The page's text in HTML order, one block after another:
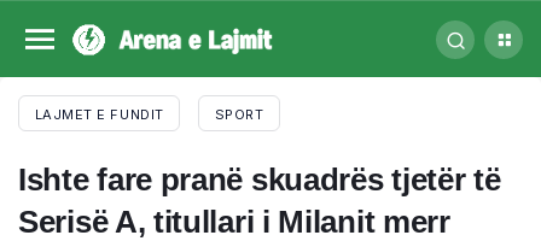
LAJMET E FUNDIT SPORT
Ishte fare pranë skuadrës tjetër të
Serisë A, titullari i Milanit merr